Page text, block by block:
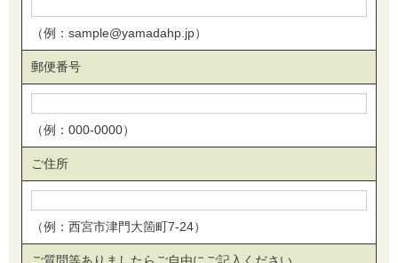
（例：sample@yamadahp.jp）
郵便番号
（例：000-0000）
ご住所
（例：西宮市津門大箇町7-24）